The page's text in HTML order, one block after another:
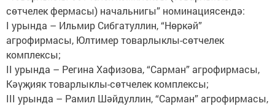
сөтчелек фермасы) начальнигы” номинациясендә:
I урында – Ильмир Сибгатуллин, “Нөркәй”
агрофирмасы, Юлтимер товарлыклы-сөтчелек
комплексы;
II урында – Регина Хафизова, “Сарман” агрофирмасы,
Кәүҗияк товарлыклы-сөтчелек комплексы;
III урында – Рамил Шәйдуллин, “Сарман” агрофирмасы,